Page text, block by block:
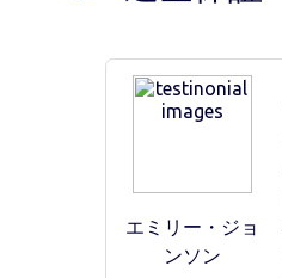
エミリー・ジョ
ンソン